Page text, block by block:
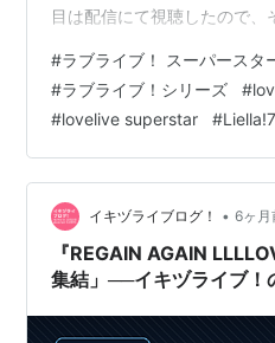
目は配信にて視聴したので、
plumroom-
いナンバリングライブ ２．キ
に近い ３．同じライブを複数
自在かつ正統派のラブライ
#ラブライブ！ スーパースタ
#ラブライブ！シリーズ #
#lovelive superstar #
イキヅライブログ！ • 6ヶ月
『REGAIN AGAIN
集結」──イキヅライブ！